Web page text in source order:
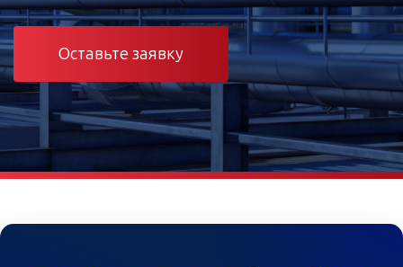
Оставьте заявку